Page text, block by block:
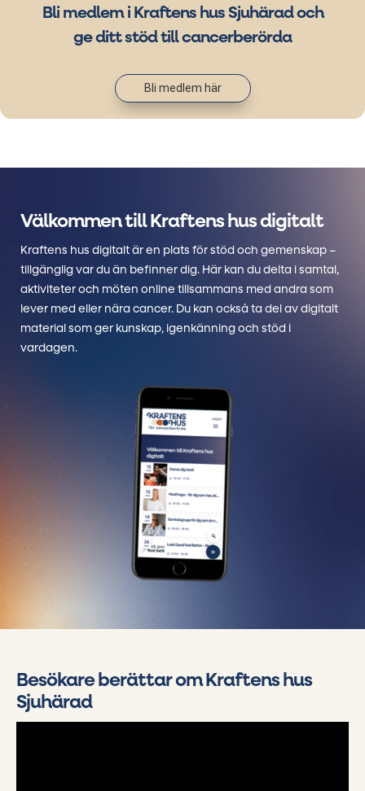
Bli medlem i Kraftens hus Sjuhärad och
ge ditt stöd till cancerberörda
Bli medlem här
Välkommen till Kraftens hus digitalt
Kraftens hus digitalt är en plats för stöd och gemenskap –
tillgänglig var du än befinner dig. Här kan du delta i samtal,
aktiviteter och möten online tillsammans med andra som
lever med eller nära cancer. Du kan också ta del av digitalt
material som ger kunskap, igenkänning och stöd i
vardagen.
Besökare berättar om Kraftens hus
Sjuhärad